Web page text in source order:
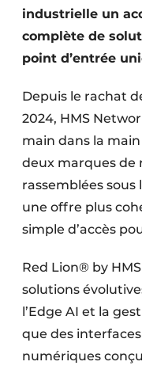
industrielle un
complète de
point d’entrée
Depuis le rachat
2024, HMS
main dans la
deux marques de
rassemblées sous
une offre plus
simple d’accès
Red Lion® by
solutions
l’Edge AI et la
que des
numériques